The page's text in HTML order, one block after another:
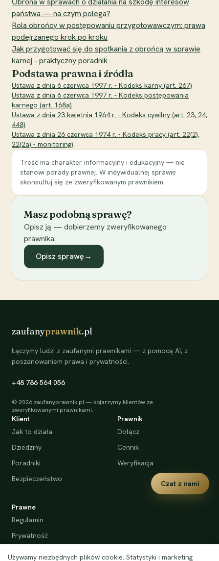
państwa — na czym polega?
Rola obrońcy w postępowaniu przygotowawczym: prawa
podejrzanego krok po kroku
Jak przygotować się do spotkania z obrońcą w sprawie
karnej - praktyczny poradnik
Podstawa prawna i źródła
Ustawa z dnia 6 czerwca 1997 r. - Kodeks karny (art. 267)
Ustawa z dnia 6 czerwca 1997 r. - Kodeks postępowania
karnego (art. 168a)
Ustawa z dnia 23 kwietnia 1964 r. - Kodeks cywilny (art. 23, 24,
448)
Ustawa z dnia 26 czerwca 1974 r. - Kodeks pracy (art. 22(2),
22(2a) - monitoring)
Treść ma charakter informacyjny i edukacyjny — nie
stanowi porady prawnej. W indywidualnej sprawie
skonsultuj się ze zweryfikowanym prawnikiem.
Masz podobną sprawę?
Opisz ją — dobierzemy zweryfikowanego
prawnika.
Opisz sprawę→
zaufanyprawnik.pl
Łączymy ludzi z zaufanymi prawnikami — z pomocą AI, z
poszanowaniem prawa i prywatności.
+48 786 564 056
© 2026 zaufanyprawnik.pl — kojarzymy klientów ze
zweryfikowanymi prawnikami.
Klient
Jak to działa
Dziedziny
Poradniki
Bezpieczeństwo
Prawnik
Dołącz
Cennik
Weryfikacja
Prawne
Regulamin
Prywatność
Czat z nami
Używamy niezbędnych plików cookie. Statystyki i marketing